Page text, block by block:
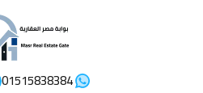
01515838384